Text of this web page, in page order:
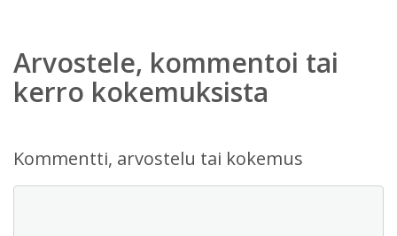
Arvostele, kommentoi tai
kerro kokemuksista
Kommentti, arvostelu tai kokemus